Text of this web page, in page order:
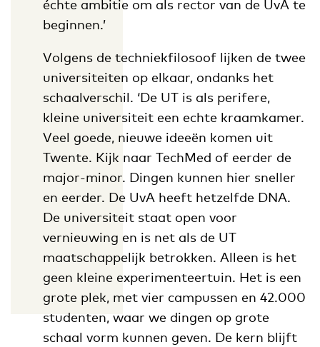
échte ambitie om als rector van de UvA te
beginnen.’
Volgens de techniekfilosoof lijken de twee
universiteiten op elkaar, ondanks het
schaalverschil. ‘De UT is als perifere,
kleine universiteit een echte kraamkamer.
Veel goede, nieuwe ideeën komen uit
Twente. Kijk naar TechMed of eerder de
major-minor. Dingen kunnen hier sneller
en eerder. De UvA heeft hetzelfde DNA.
De universiteit staat open voor
vernieuwing en is net als de UT
maatschappelijk betrokken. Alleen is het
geen kleine experimenteertuin. Het is een
grote plek, met vier campussen en 42.000
studenten, waar we dingen op grote
schaal vorm kunnen geven. De kern blijft